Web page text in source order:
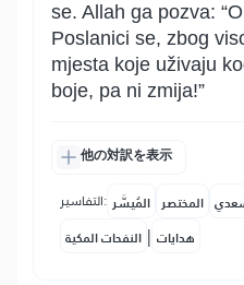
se. Allah ga pozva:
Poslanici se, zbog
mjesta koje uživaju
boje, pa ni zmija!”
他の対訳を表示
التفاسير: المُيسَّر المختصر
النفحات المكية | هدايات